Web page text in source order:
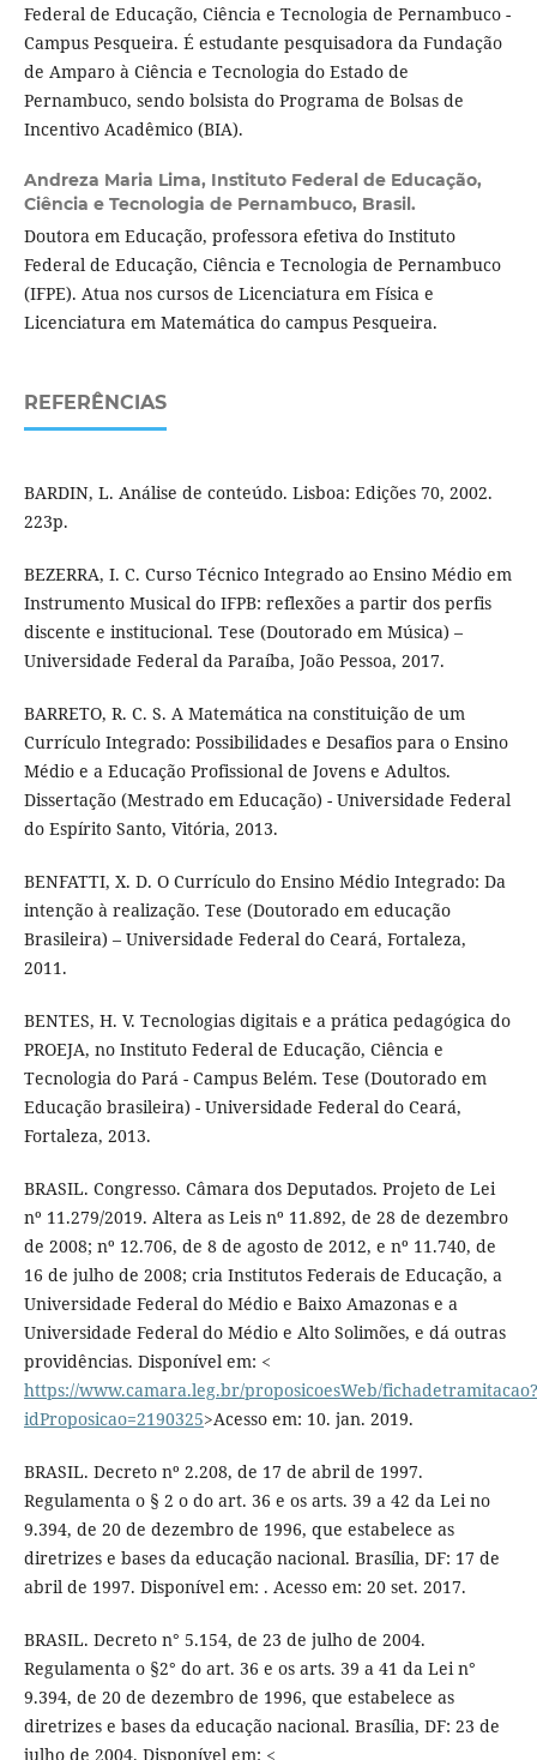
Federal de Educação, Ciência e Tecnologia de Pernambuco -
Campus Pesqueira. É estudante pesquisadora da Fundação
de Amparo à Ciência e Tecnologia do Estado de
Pernambuco, sendo bolsista do Programa de Bolsas de
Incentivo Acadêmico (BIA).
Andreza Maria Lima, Instituto Federal de Educação,
Ciência e Tecnologia de Pernambuco, Brasil.
Doutora em Educação, professora efetiva do Instituto
Federal de Educação, Ciência e Tecnologia de Pernambuco
(IFPE). Atua nos cursos de Licenciatura em Física e
Licenciatura em Matemática do campus Pesqueira.
REFERÊNCIAS
BARDIN, L. Análise de conteúdo. Lisboa: Edições 70, 2002.
223p.
BEZERRA, I. C. Curso Técnico Integrado ao Ensino Médio em
Instrumento Musical do IFPB: reflexões a partir dos perfis
discente e institucional. Tese (Doutorado em Música) –
Universidade Federal da Paraíba, João Pessoa, 2017.
BARRETO, R. C. S. A Matemática na constituição de um
Currículo Integrado: Possibilidades e Desafios para o Ensino
Médio e a Educação Profissional de Jovens e Adultos.
Dissertação (Mestrado em Educação) - Universidade Federal
do Espírito Santo, Vitória, 2013.
BENFATTI, X. D. O Currículo do Ensino Médio Integrado: Da
intenção à realização. Tese (Doutorado em educação
Brasileira) – Universidade Federal do Ceará, Fortaleza,
2011.
BENTES, H. V. Tecnologias digitais e a prática pedagógica do
PROEJA, no Instituto Federal de Educação, Ciência e
Tecnologia do Pará - Campus Belém. Tese (Doutorado em
Educação brasileira) - Universidade Federal do Ceará,
Fortaleza, 2013.
BRASIL. Congresso. Câmara dos Deputados. Projeto de Lei
nº 11.279/2019. Altera as Leis nº 11.892, de 28 de dezembro
de 2008; nº 12.706, de 8 de agosto de 2012, e nº 11.740, de
16 de julho de 2008; cria Institutos Federais de Educação, a
Universidade Federal do Médio e Baixo Amazonas e a
Universidade Federal do Médio e Alto Solimões, e dá outras
providências. Disponível em: <
https://www.camara.leg.br/proposicoesWeb/fichadetramitacao?
idProposicao=2190325>Acesso em: 10. jan. 2019.
BRASIL. Decreto nº 2.208, de 17 de abril de 1997.
Regulamenta o § 2 o do art. 36 e os arts. 39 a 42 da Lei no
9.394, de 20 de dezembro de 1996, que estabelece as
diretrizes e bases da educação nacional. Brasília, DF: 17 de
abril de 1997. Disponível em: . Acesso em: 20 set. 2017.
BRASIL. Decreto n° 5.154, de 23 de julho de 2004.
Regulamenta o §2° do art. 36 e os arts. 39 a 41 da Lei n°
9.394, de 20 de dezembro de 1996, que estabelece as
diretrizes e bases da educação nacional. Brasília, DF: 23 de
julho de 2004. Disponível em: <